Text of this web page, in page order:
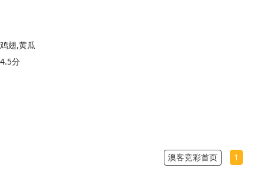
鸡翅,黄瓜
4.5分
澳客竞彩首页 1